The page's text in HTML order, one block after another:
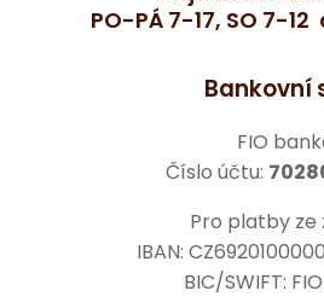
PO-PÁ 7-17, SO 7-12
Bankovní
FIO
Číslo účtu:
Pro platby ze
IBAN:
BIC/SWIFT: